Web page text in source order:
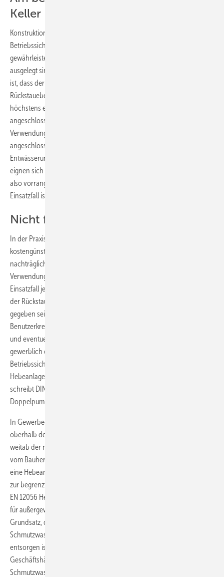
Keller
Konstruktionsbedingt können Kleinhebeanlagen nicht die
Betriebssicherheit konventioneller Fäkalienhebeanlagen
gewährleisten, die für hohen bzw. kontinuierlichen Abwasseranfall
ausgelegt sind. Voraussetzung für den Einsatz einer Kleinhebeanlage
ist, dass der Benutzerkreis klein ist und ihm oberhalb der
Rückstauebene ein weiteres WC zur Verfügung steht. Zusätzlich darf
höchstens ein Handwaschbecken, eine Dusche und ein Bidet
angeschlossen werden. Außerdem bedeutet zur begrenzten
Verwendung, dass sich die Anlage zusammen mit dem
angeschlossenen WC und den anderen angeschlossenen
Entwässerungsgegenständen im selben Raum befindet. Insofern
eignen sich die Fäkalienhebeanlagen zur begrenzten Verwendung
also vorrangig für den Einsatz in privaten Gebäuden. Der ideale
Einsatzfall ist das Zweit-WC im Keller des privaten Wohnhauses.
Nicht für Gewerbebauten geeignet
In der Praxis werden diese Kleinhebeanlagen jedoch gerne als
kostengünstige Problemlösung für WC-Räume betrachtet, die
nachträglich in gewerblich genutzten Objekten eingebaut werden. Die
Verwendungsbeschränkung nach DIN EN 12050-3 schließt diesen
Einsatzfall jedoch aus, falls den Nutzern kein weiteres WC oberhalb
der Rückstauebene zur Verfügung steht. Selbst wenn diese Möglichkeit
gegeben sein sollte, darf es sich nicht um einen unkontrollierbaren
Benutzerkreis handeln. Dies hätte eine zu hohe Benutzungsfrequenz
und eventuell auch unsachgemäße Nutzung zur Folge. In einem
gewerblich oder öffentlich genutzten Gebäude, wo die dauernde
Betriebssicherheit gewährleistet sein muss, ist der Einsatz einer
Hebeanlage mit begrenzter Verwendung grundsätzlich tabu. Hier
schreibt DIN EN 12056-4 ausnahmslos den Einsatz einer
Doppelpumpen-Fäkalienhebeanlage vor.
In Gewerbeobjekten werden allerdings auch oftmals in den Etagen
oberhalb der Rückstauebene WC-Räume nachgerüstet, die sich
weitab der nächsten Fall- oder Sammelleitung befinden. Ein dabei
vom Bauherrn häufig geäußerter Vorschlag lautet, das Abwasser über
eine Hebeanlage zu entsorgen. Abgesehen davon, dass Hebeanlagen
zur begrenzten Verwendung dafür nicht konzipiert sind, lässt die DIN
EN 12056 Hebeanlagen oberhalb der Rückstauebene allgemein nur
für außergewöhnliche Sanierungsfälle zu. Denn zunächst gilt hier der
Grundsatz, dass oberhalb der Rückstauebene anfallendes
Schmutzwasser über ein Schwerkraftentwässerungssystem zu
entsorgen ist. Bei Nachrüstungen in Gewerbebauten oder Wohn- und
Geschäftshäusern ist die Verlegung von zusätzlichen
Schmutzwasserleitungen im Bestand oft mit großem baulichen